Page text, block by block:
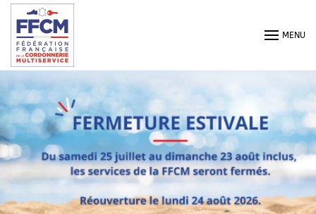
Passer au contenu principal MENU